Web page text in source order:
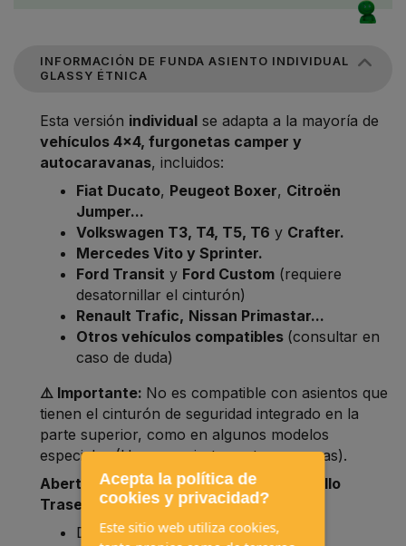
INFORMACIÓN DE FUNDA ASIENTO INDIVIDUAL
GLASSY ÉTNICA
Esta versión individualse adapta a la mayoría de
vehículos 4x4, furgonetas camper y
autocaravanas, incluidos:
Fiat Ducato, Peugeot Boxer, Citroën
Jumper...
Volkswagen T3, T4, T5, T6 y Crafter.
Mercedes Vito y Sprinter.
Ford Transit y Ford Custom(requiere
desatornillar el cinturón)
Renault Trafic, Nissan Primastar...
Otros vehículos compatibles (consultar en
caso de duda)
⚠️ Importante: No es compatible con asientos que
tienen el cinturón de seguridad integrado en la
parte superior, como en algunos modelos
especiales (Hymer o ciertas autocaravanas).
Aberturas Laterales Adaptables y Bolsillo
Trasero
Diseñadas conaberturas laterales
Acepta la política de
cookies y privacidad?
Este sitio web utiliza cookies,